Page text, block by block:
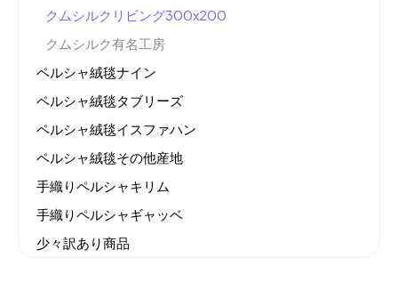
クムシルクリビング300x200
クムシルク有名工房
ペルシャ絨毯ナイン
ペルシャ絨毯タブリーズ
ペルシャ絨毯イスファハン
ペルシャ絨毯その他産地
手織りペルシャキリム
手織りペルシャギャッベ
少々訳あり商品